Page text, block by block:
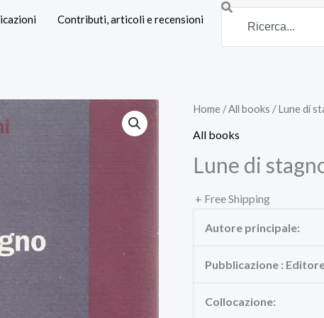
Contributi, articoli e recensioni Search
Home /All books / Lune di
All books
Lune di
+ Free Shipping
Autore principale:
Pubblicazione :
Collocazione: